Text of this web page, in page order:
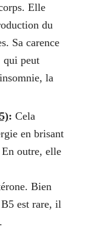
Elle
du
Sa carence
qui peut
la
: Cela
en brisant
outre, elle
Bien
est rare, il